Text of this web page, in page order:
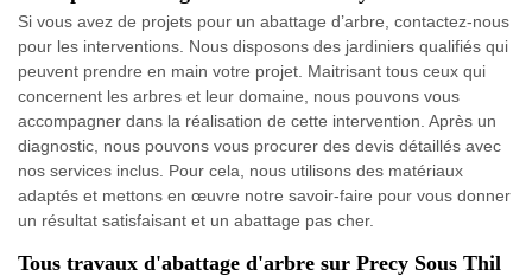
Si vous avez de projets pour un abattage d’arbre, contactez-nous
pour les interventions. Nous disposons des jardiniers qualifiés qui
peuvent prendre en main votre projet. Maitrisant tous ceux qui
concernent les arbres et leur domaine, nous pouvons vous
accompagner dans la réalisation de cette intervention. Après un
diagnostic, nous pouvons vous procurer des devis détaillés avec
nos services inclus. Pour cela, nous utilisons des matériaux
adaptés et mettons en œuvre notre savoir-faire pour vous donner
un résultat satisfaisant et un abattage pas cher.
Tous travaux d'abattage d'arbre sur Precy Sous Thil